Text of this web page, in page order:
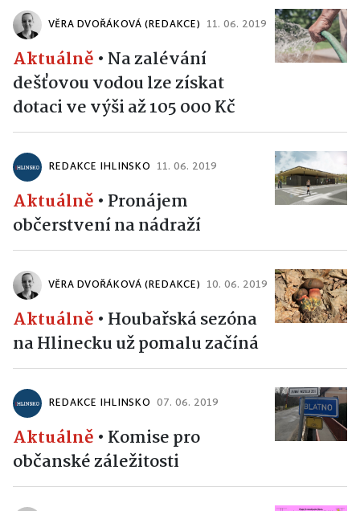
VĚRA DVOŘÁKOVÁ (REDAKCE) 11. 06. 2019
Aktuálně • Na zalévání
dešťovou vodou lze získat
dotaci ve výši až 105 000 Kč
REDAKCE IHLINSKO 11. 06. 2019
Aktuálně • Pronájem
občerstvení na nádraží
VĚRA DVOŘÁKOVÁ (REDAKCE) 10. 06. 2019
Aktuálně • Houbařská sezóna
na Hlinecku už pomalu začíná
REDAKCE IHLINSKO 07. 06. 2019
Aktuálně • Komise pro
občanské záležitosti